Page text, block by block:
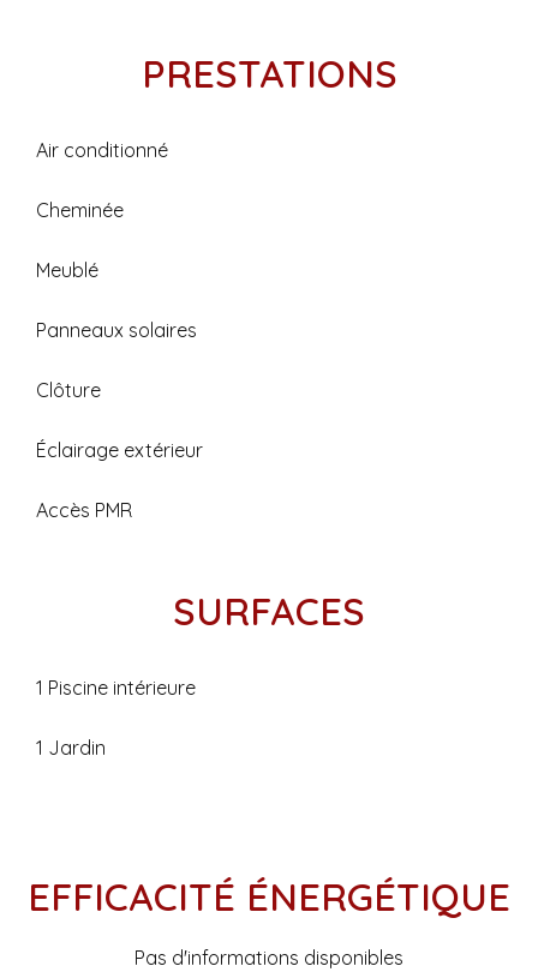
PRESTATIONS
Air conditionné
Cheminée
Meublé
Panneaux solaires
Clôture
Éclairage extérieur
Accès PMR
SURFACES
1 Piscine intérieure
1 Jardin
EFFICACITÉ ÉNERGÉTIQUE
Pas d'informations disponibles